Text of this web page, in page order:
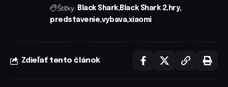
Štítky: Black Shark Black Shark 2 hry
predstavenie vybava xiaomi
Zdieľať tento článok